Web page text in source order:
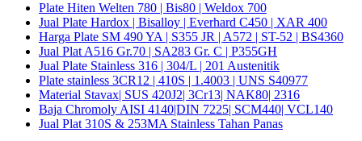
Plate Hiten Welten 780 | Bis80 | Weldox 700
Jual Plate Hardox | Bisalloy | Everhard C450 | XAR 400
Harga Plate SM 490 YA | S355 JR | A572 | ST-52 | BS4360
Jual Plat A516 Gr.70 | SA283 Gr. C | P355GH
Jual Plate Stainless 316 | 304/L | 201 Austenitik
Plate stainless 3CR12 | 410S | 1.4003 | UNS S40977
Material Stavax| SUS 420J2| 3Cr13| NAK80| 2316
Baja Chromoly AISI 4140|DIN 7225| SCM440| VCL140
Jual Plat 310S & 253MA Stainless Tahan Panas